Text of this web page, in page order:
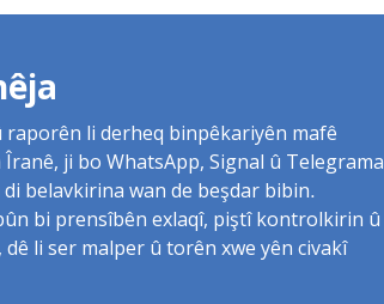
raporên li derheq binpêkariyên mafê
ji bo WhatsApp, Signal û Telegrama
belavkirina wan de beşdar bibin.
bi prensîbên exlaqî, piştî kontrolkirin û
dê li ser malper û torên xwe yên civakî